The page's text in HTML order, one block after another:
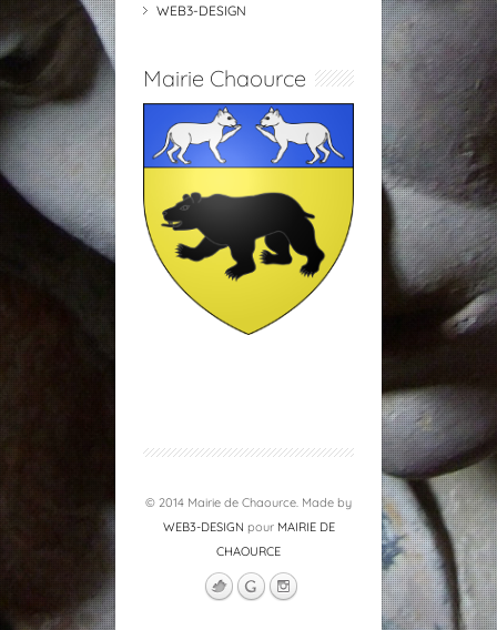
WEB3-DESIGN
Mairie Chaource
© 2014 Mairie de Chaource. Made by
WEB3-DESIGN pour MAIRIE DE
CHAOURCE